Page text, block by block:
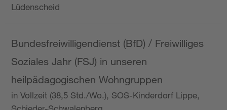
Lüdenscheid
Bundesfreiwilligendienst (BfD) / Freiwilliges
Soziales Jahr (FSJ) in unseren
heilpädagogischen Wohngruppen
in Vollzeit (38,5 Std./Wo.), SOS-Kinderdorf Lippe,